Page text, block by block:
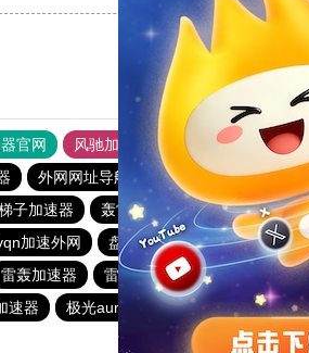
官网 风驰加速器
旋风加速器
外网网址导航 软件中心 雷霆加速
子加速器 轰雷加速器 快喵vpv加速器
加速外网 盘古加速器 turbo加速器
雷轰加速器 雷霆每天免费2小时
快柠檬
速器 极光aurora加速器 tyl加速器官网